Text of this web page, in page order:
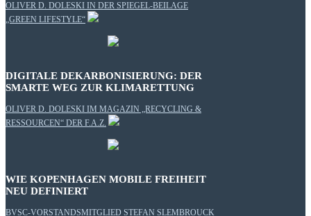
OLIVER D. DOLESKI IN DER SPIEGEL-BEILAGE
„GREEN LIFESTYLE“
DIGITALE DEKARBONISIERUNG: DER
SMARTE WEG ZUR KLIMARETTUNG
OLIVER D. DOLESKI IM MAGAZIN „RECYCLING &
RESSOURCEN“ DER F.A.Z.
WIE KOPENHAGEN MOBILE FREIHEIT
NEU DEFINIERT
BVSC-VORSTANDSMITGLIED STEFAN SLEMBROUCK